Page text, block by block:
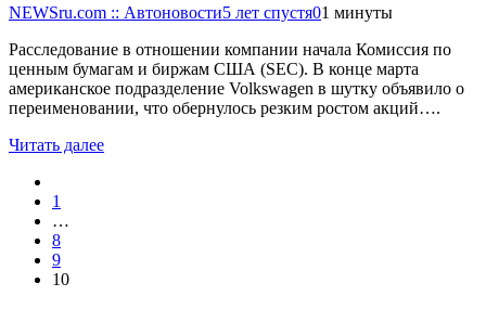
NEWSru.com :: Автоновости5 лет спустя01 минуты
Расследование в отношении компании начала Комиссия по
ценным бумагам и биржам США (SEC). В конце марта
американское подразделение Volkswagen в шутку объявило о
переименовании, что обернулось резким ростом акций….
Читать далее
1
…
8
9
10